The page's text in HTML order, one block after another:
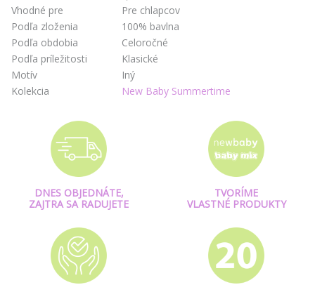
Vhodné pre
Pre chlapcov
Podľa zloženia
100% bavlna
Podľa obdobia
Celoročné
Podľa príležitosti
Klasické
Motív
Iný
Kolekcia
New Baby Summertime
DNES OBJEDNÁTE,
ZAJTRA SA RADUJETE
TVORÍME
VLASTNÉ PRODUKTY